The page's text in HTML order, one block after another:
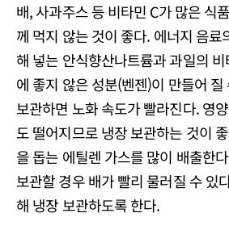
배, 사과주스 등 비타민 C가 많은 식
께 먹지 않는 것이 좋다. 에너지 음료
해 넣는 안식향산나트륨과 과일의
에 좋지 않은 성분(벤젠)이 만들어
보관하면 노화 속도가 빨라진다. 영
도 떨어지므로 냉장 보관하는 것이
을 돕는 에틸렌 가스를 많이 배출한
보관할 경우 배가 빨리 물러질 수 있
해 냉장 보관하도록 한다.